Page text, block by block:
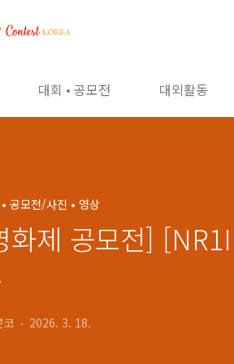
대회 • 공모전 대외활동
공모전/사진 • 영상
화제 공모전]
코 2026. 3. 18.